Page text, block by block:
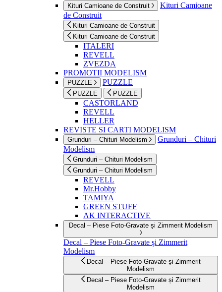
Kituri Camioane de Construit
Kituri Camioane
de Construit
Kituri Camioane de Construit
Kituri Camioane de Construit
ITALERI
REVELL
ZVEZDA
PROMOTII MODELISM
PUZZLE PUZZLE
PUZZLE PUZZLE
CASTORLAND
REVELL
HELLER
REVISTE SI CARTI MODELISM
Grunduri – Chituri Modelism
Grunduri – Chituri
Modelism
Grunduri – Chituri Modelism
Grunduri – Chituri Modelism
REVELL
Mr.Hobby
TAMIYA
GREEN STUFF
AK INTERACTIVE
Decal – Piese Foto-Gravate și Zimmerit Modelism
Decal – Piese Foto-Gravate și Zimmerit
Modelism
Decal – Piese Foto-Gravate și Zimmerit
Modelism
Decal – Piese Foto-Gravate și Zimmerit
Modelism